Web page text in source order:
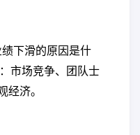
下滑的原因是什
市场竞争、团队士
经济。